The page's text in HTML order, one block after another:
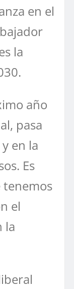
en el
la
año
pasa
en la
Es
tenemos
el
la